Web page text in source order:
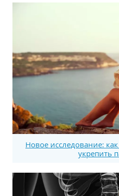
Новое исследование:
укрепить